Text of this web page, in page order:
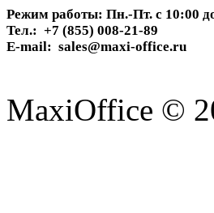
Режим работы: Пн.-Пт. с 10:00
Тел.: +7 (855) 008-21-89
E-mail: sales@maxi-office.ru
MaxiOffice ©